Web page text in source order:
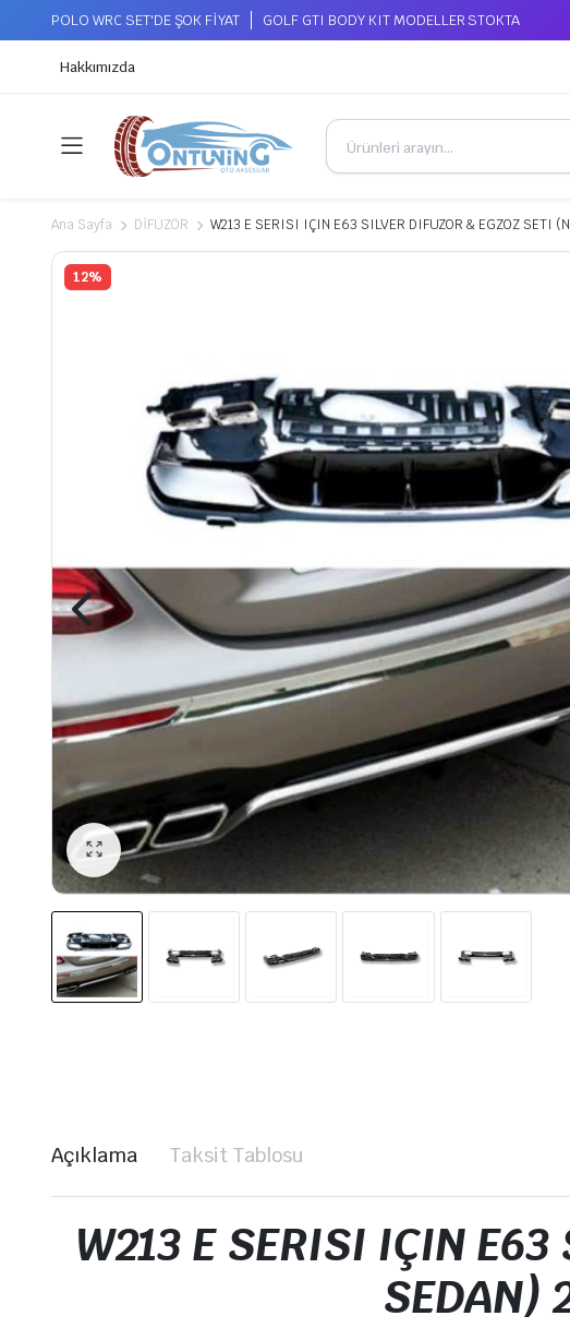
POLO WRC SET'DE ŞOK FİYAT GOLF GTI BODY KIT MODELLER STOKTA
Hakkımızda
Ana Sayfa DİFÜZÖR W213 E SERISI IÇIN E63 SILVER DIFUZOR & EGZOZ SETI
12%
Açıklama Taksit Tablosu
W213 E SERISI IÇIN E63
SEDAN)